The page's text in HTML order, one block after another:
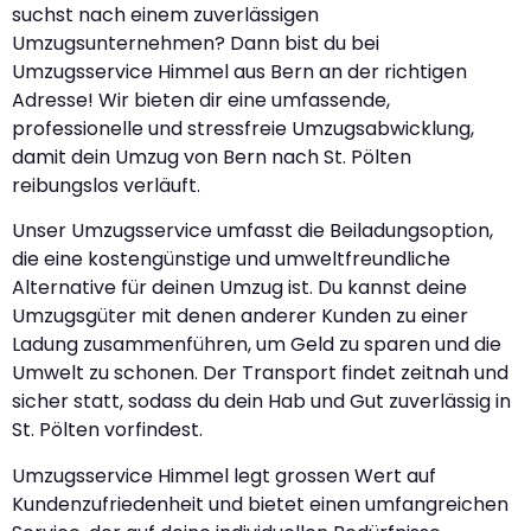
suchst nach einem zuverlässigen
Umzugsunternehmen? Dann bist du bei
Umzugsservice Himmel aus Bern an der richtigen
Adresse! Wir bieten dir eine umfassende,
professionelle und stressfreie Umzugsabwicklung,
damit dein Umzug von Bern nach St. Pölten
reibungslos verläuft.
Unser Umzugsservice umfasst die Beiladungsoption,
die eine kostengünstige und umweltfreundliche
Alternative für deinen Umzug ist. Du kannst deine
Umzugsgüter mit denen anderer Kunden zu einer
Ladung zusammenführen, um Geld zu sparen und die
Umwelt zu schonen. Der Transport findet zeitnah und
sicher statt, sodass du dein Hab und Gut zuverlässig in
St. Pölten vorfindest.
Umzugsservice Himmel legt grossen Wert auf
Kundenzufriedenheit und bietet einen umfangreichen